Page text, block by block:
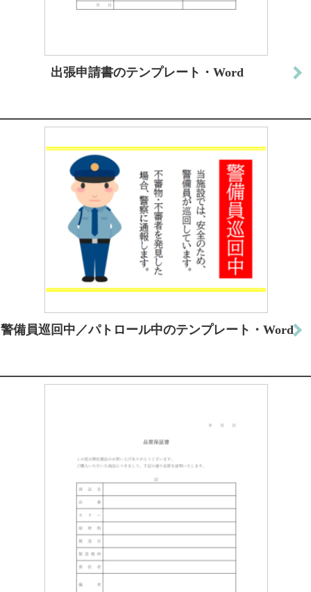
出張申請書のテンプレート・Word
警備員巡回中／パトロール中のテンプレート・Word